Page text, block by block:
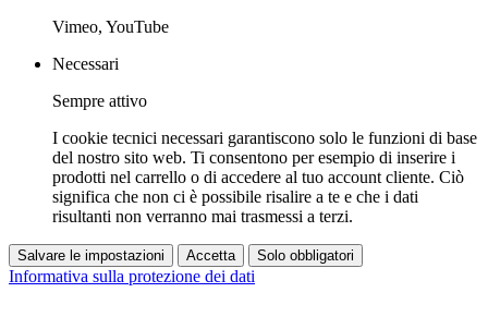
Vimeo, YouTube
Necessari
Sempre attivo
I cookie tecnici necessari garantiscono solo le funzioni di base
del nostro sito web. Ti consentono per esempio di inserire i
prodotti nel carrello o di accedere al tuo account cliente. Ciò
significa che non ci è possibile risalire a te e che i dati
risultanti non verranno mai trasmessi a terzi.
Salvare le impostazioni Accetta Solo obbligatori
Informativa sulla protezione dei dati